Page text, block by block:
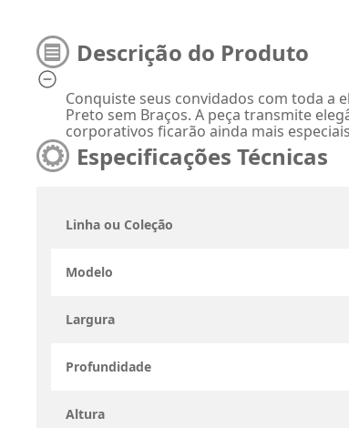
Descrição do Produto
Conquiste seus convidados com toda a
Preto sem Braços. A peça transmite
corporativos ficarão ainda mais
Especificações Técnicas
Linha ou Coleção
Modelo
Largura
Profundidade
Altura